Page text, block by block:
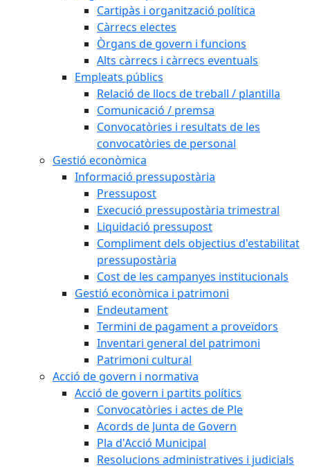
Cartipàs i organització política
Càrrecs electes
Òrgans de govern i funcions
Alts càrrecs i càrrecs eventuals
Empleats públics
Relació de llocs de treball / plantilla
Comunicació / premsa
Convocatòries i resultats de les
convocatòries de personal
Gestió econòmica
Informació pressupostària
Pressupost
Execució pressupostària trimestral
Liquidació pressupost
Compliment dels objectius d'estabilitat
pressupostària
Cost de les campanyes institucionals
Gestió econòmica i patrimoni
Endeutament
Termini de pagament a proveïdors
Inventari general del patrimoni
Patrimoni cultural
Acció de govern i normativa
Acció de govern i partits polítics
Convocatòries i actes de Ple
Acords de Junta de Govern
Pla d'Acció Municipal
Resolucions administratives i judicials